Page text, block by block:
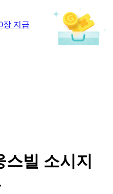
장 지급
스빌 소시지